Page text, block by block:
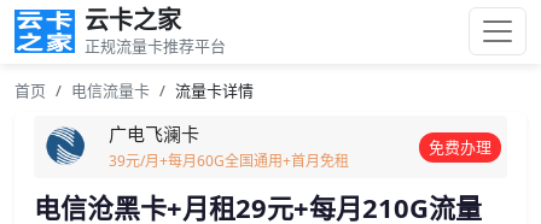
云卡之家
正规流量卡推荐平台
首页 电信流量卡 流量卡详情
广电飞澜卡
39元/月+每月60G全国通用+首月免租
免费办理
电信沧黑卡+月租29元+每月210G流量